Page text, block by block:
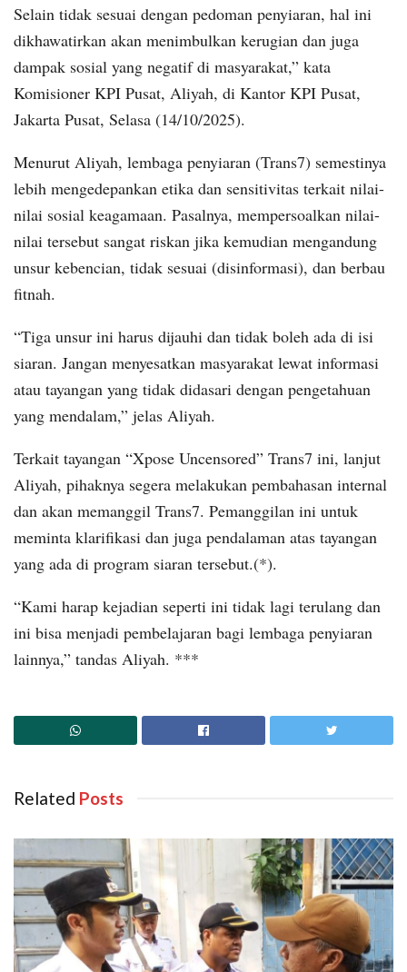
Selain tidak sesuai dengan pedoman penyiaran, hal ini
dikhawatirkan akan menimbulkan kerugian dan juga
dampak sosial yang negatif di masyarakat,” kata
Komisioner KPI Pusat, Aliyah, di Kantor KPI Pusat,
Jakarta Pusat, Selasa (14/10/2025).
Menurut Aliyah, lembaga penyiaran (Trans7) semestinya
lebih mengedepankan etika dan sensitivitas terkait nilai-
nilai sosial keagamaan. Pasalnya, mempersoalkan nilai-
nilai tersebut sangat riskan jika kemudian mengandung
unsur kebencian, tidak sesuai (disinformasi), dan berbau
fitnah.
“Tiga unsur ini harus dijauhi dan tidak boleh ada di isi
siaran. Jangan menyesatkan masyarakat lewat informasi
atau tayangan yang tidak didasari dengan pengetahuan
yang mendalam,” jelas Aliyah.
Terkait tayangan “Xpose Uncensored” Trans7 ini, lanjut
Aliyah, pihaknya segera melakukan pembahasan internal
dan akan memanggil Trans7. Pemanggilan ini untuk
meminta klarifikasi dan juga pendalaman atas tayangan
yang ada di program siaran tersebut.(*).
“Kami harap kejadian seperti ini tidak lagi terulang dan
ini bisa menjadi pembelajaran bagi lembaga penyiaran
lainnya,” tandas Aliyah. ***
Related ‎ Posts